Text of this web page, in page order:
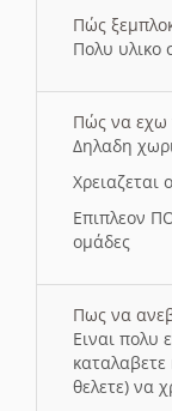
Πώς
Πολυ υλικο
Πώς να εχω
Δηλαδη
Χρειαζεται
Επιπλεον
ομάδες
Πως να
Ειναι πολυ
καταλαβετε
θελετε) να